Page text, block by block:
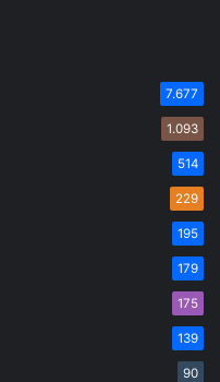
7.677
1.093
514
229
195
179
175
139
90